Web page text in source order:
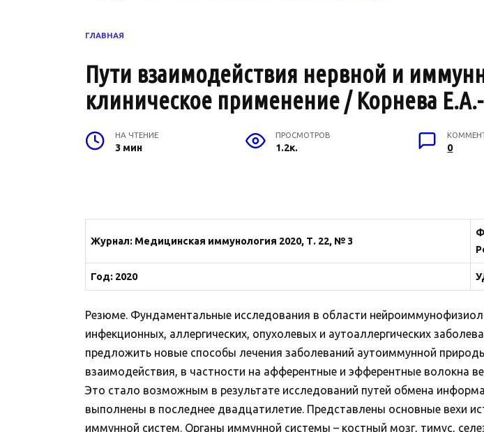
ГЛАВНАЯ
Пути взаимодействия нервной и
клиническое применение / Корнева Е.А.-
НА ЧТЕНИЕ
3 мин
ПРОСМОТРОВ
1.2к. 0
Журнал: Медицинская иммунология 2020, Т. 22, № 3
Год: 2020
Резюме. Фундаментальные исследования в области
инфекционных, аллергических, опухолевых и аутоаллергических
предложить новые способы лечения заболеваний аутоиммунной
взаимодействия, в частности на афферентные и эфферентные волокна
Это стало возможным в результате исследований путей обмена
выполнены в последнее двадцатилетие. Представлены основные вехи
иммунной систем. Органы иммунной системы – костный мозг, тимус,